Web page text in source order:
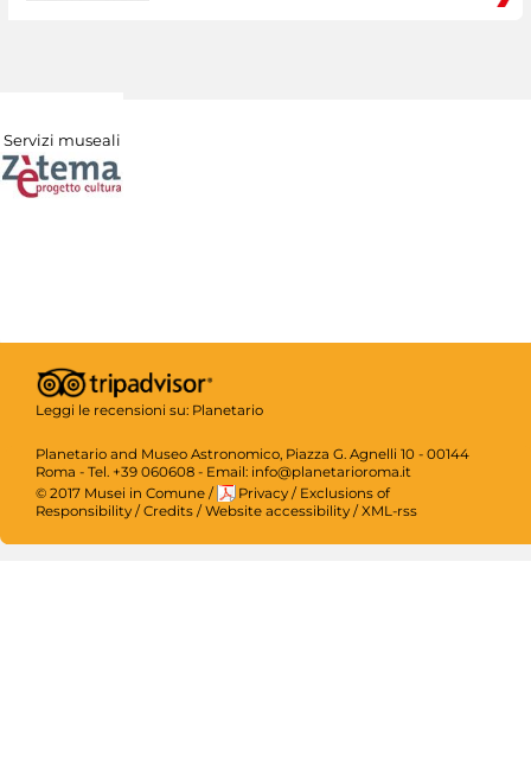
Servizi museali
Leggi le recensioni su: Planetario
Planetario and Museo Astronomico, Piazza G. Agnelli 10 - 00144
Roma - Tel. +39 060608 - Email: info@planetarioroma.it
© 2017 Musei in Comune / Privacy / Exclusions of
Responsibility / Credits / Website accessibility / XML-rss